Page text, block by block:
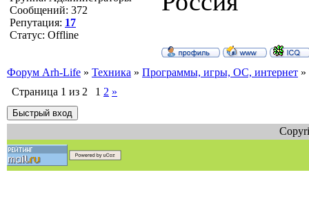
Сообщений: 372
Репутация: 17
Статус: Offline
Форум Arh-Life » Техника » Программы, игры, ОС, интернет »
Страница 1 из 2 1 2 »